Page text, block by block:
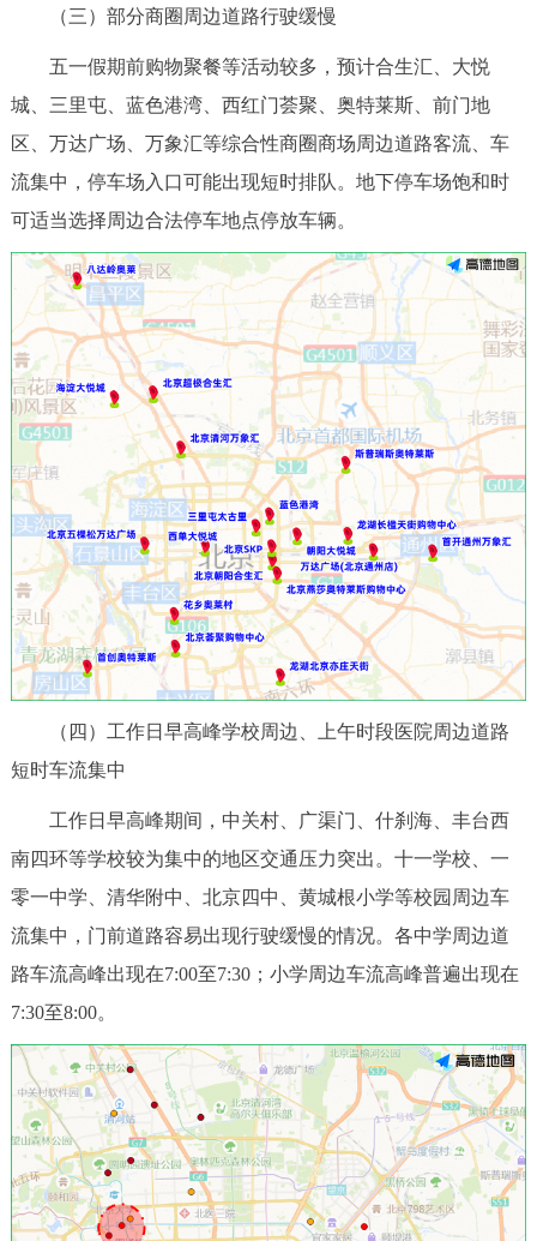
（三）部分商圈周边道路行驶缓慢
五一假期前购物聚餐等活动较多，预计合生汇、大悦
城、三里屯、蓝色港湾、西红门荟聚、奥特莱斯、前门地
区、万达广场、万象汇等综合性商圈商场周边道路客流、车
流集中，停车场入口可能出现短时排队。地下停车场饱和时
可适当选择周边合法停车地点停放车辆。
（四）工作日早高峰学校周边、上午时段医院周边道路
短时车流集中
工作日早高峰期间，中关村、广渠门、什刹海、丰台西
南四环等学校较为集中的地区交通压力突出。十一学校、一
零一中学、清华附中、北京四中、黄城根小学等校园周边车
流集中，门前道路容易出现行驶缓慢的情况。各中学周边道
路车流高峰出现在7:00至7:30；小学周边车流高峰普遍出现在
7:30至8:00。